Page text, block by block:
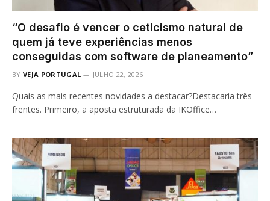
“O desafio é vencer o ceticismo natural de
quem já teve experiências menos
conseguidas com software de planeamento”
BY VEJA PORTUGAL JULHO 22, 2026
Quais as mais recentes novidades a destacar?Destacaria três
frentes. Primeiro, a aposta estruturada da IKOffice…